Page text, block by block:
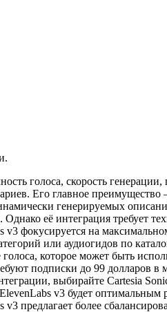
голоса, скорость
Его главное
генерируемых
её интеграция требует
фокусируется на
или аудиогидов по
которое может быть
подписки до 99 долларов в
выбирайте Cartesia
v3 будет
предлагает более